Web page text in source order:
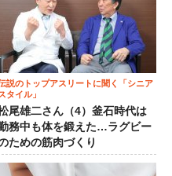
説のトップアスリートに聞く「シニア
タイル」
尾雄二さん（4）釜石時代は
務中も体を鍛えた…ラグビー
ための筋肉づくり